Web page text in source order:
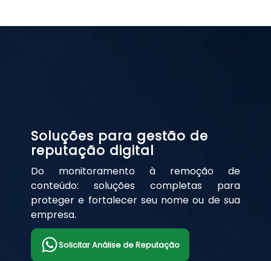
Soluções para gestão de
reputação digital
Do monitoramento à remoção de
conteúdo: soluções completas para
proteger e fortalecer seu nome ou de sua
empresa.
Solicitar Análise de Reputação